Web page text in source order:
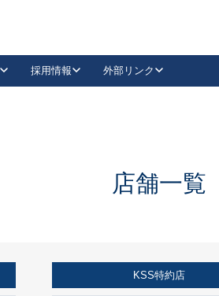
抗ウイルス・抗菌製品
採用情報 外部リンク
LinkedIn店舗一覧
KSS特約店